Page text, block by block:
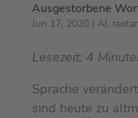
Ausgestorbene
Jun 17, 2020| AI,
Lesezeit: 4
Sprache
sind heute zu